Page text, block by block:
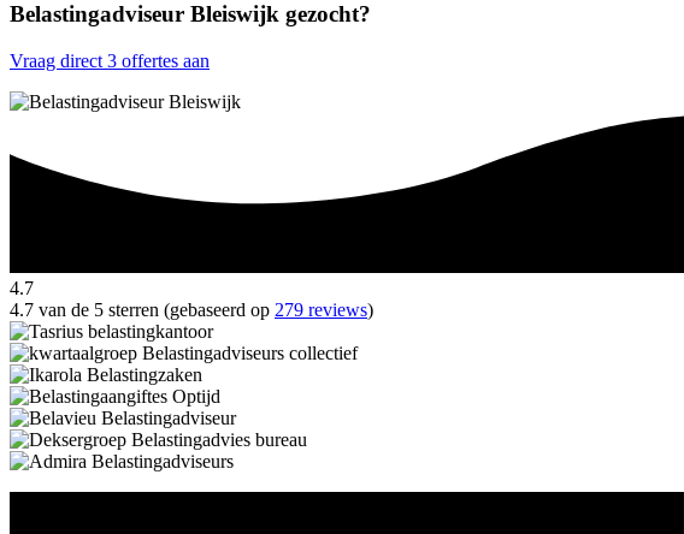
Belastingadviseur Bleiswijk gezocht?
Vraag direct 3 offertes aan
4.7
4.7 van de 5 sterren (gebaseerd op 279 reviews)